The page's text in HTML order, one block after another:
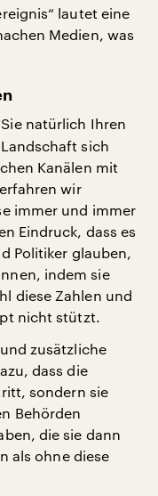
lautet eine
Medien, was
natürlich Ihren
sich
Kanälen mit
wir
immer und immer
Eindruck, dass es
Politiker glauben,
indem sie
diese Zahlen und
nicht stützt.
zusätzliche
dass die
sondern sie
Behörden
die sie dann
als ohne diese